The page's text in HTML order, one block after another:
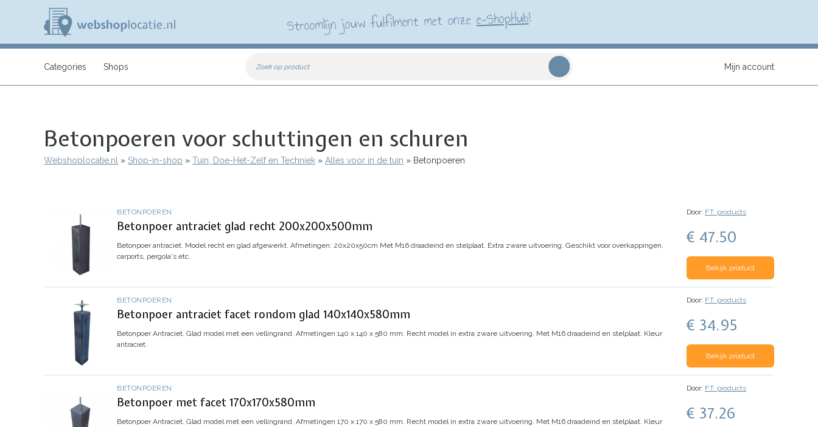
inhoud
e
s
l
o
a
Stroomlijn jouw fulfilment met onzee-ShopHub!
Zoek op product
Categories Shops Mijn account
Betonpoeren voor schuttingen en schuren
Kruimelpad
Webshoplocatie.nl Shop-in-shop Tuin, Doe-Het-Zelf en Techniek Alles voor in de tuin Betonpoeren
BETONPOEREN
Betonpoer antraciet glad recht 200x200x500mm
Betonpoer antraciet. Model recht en glad afgewerkt. Afmetingen: 20x20x50cm Met M16 draadeind en stelplaat. Extra zware uitvoering. Geschikt voor overkappingen,
carports, pergola's etc.
Door: F.T. products
€ 47.50
Bekijk product
BETONPOEREN
Betonpoer antraciet facet rondom glad 140x140x580mm
Betonpoer Antraciet. Glad model met een vellingrand. Afmetingen 140 x 140 x 580 mm. Recht model in extra zware uitvoering. Met M16 draadeind en stelplaat. Kleur
antraciet.
Door: F.T. products
€ 34.95
Bekijk product
BETONPOEREN
Betonpoer met facet 170x170x580mm
Betonpoer Antraciet. Glad model met een vellingrand. Afmetingen 170 x 170 x 580 mm. Recht model in extra zware uitvoering. Met M16 draadeind en stelplaat. Kleur
Door: F.T. products
€ 37.26